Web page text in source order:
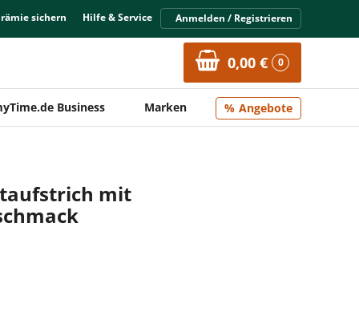
sichern Hilfe & Service Anmelden / Registrieren
0,00 € 0
Business Marken Angebote
mit